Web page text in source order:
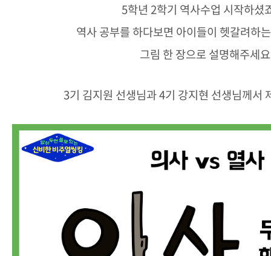
5학년 2학기 역사수업 시작하셨
역사 공부를 하다보면 아이들이 헷갈려하
그림 한 장으로 설명해주세
3기 김지원 선생님과 4기 강지현 선생님께서